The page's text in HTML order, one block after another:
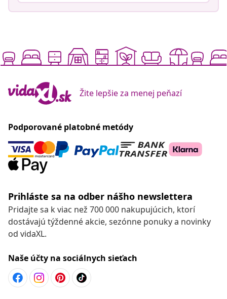
Žite lepšie za menej peňazí
Podporované platobné metódy
Prihláste sa na odber nášho newslettera
Pridajte sa k viac než 700 000 nakupujúcich, ktorí
dostávajú týždenné akcie, sezónne ponuky a novinky
od vidaXL.
Naše účty na sociálnych sieťach